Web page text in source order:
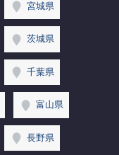
宮城県
茨城県
千葉県
富山県
長野県